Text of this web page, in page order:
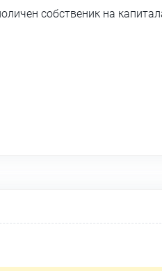
собственик на